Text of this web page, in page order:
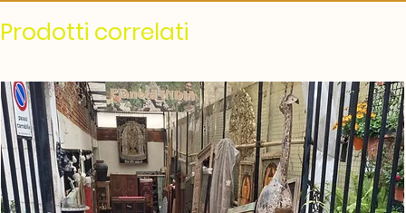
Prodotti correlati